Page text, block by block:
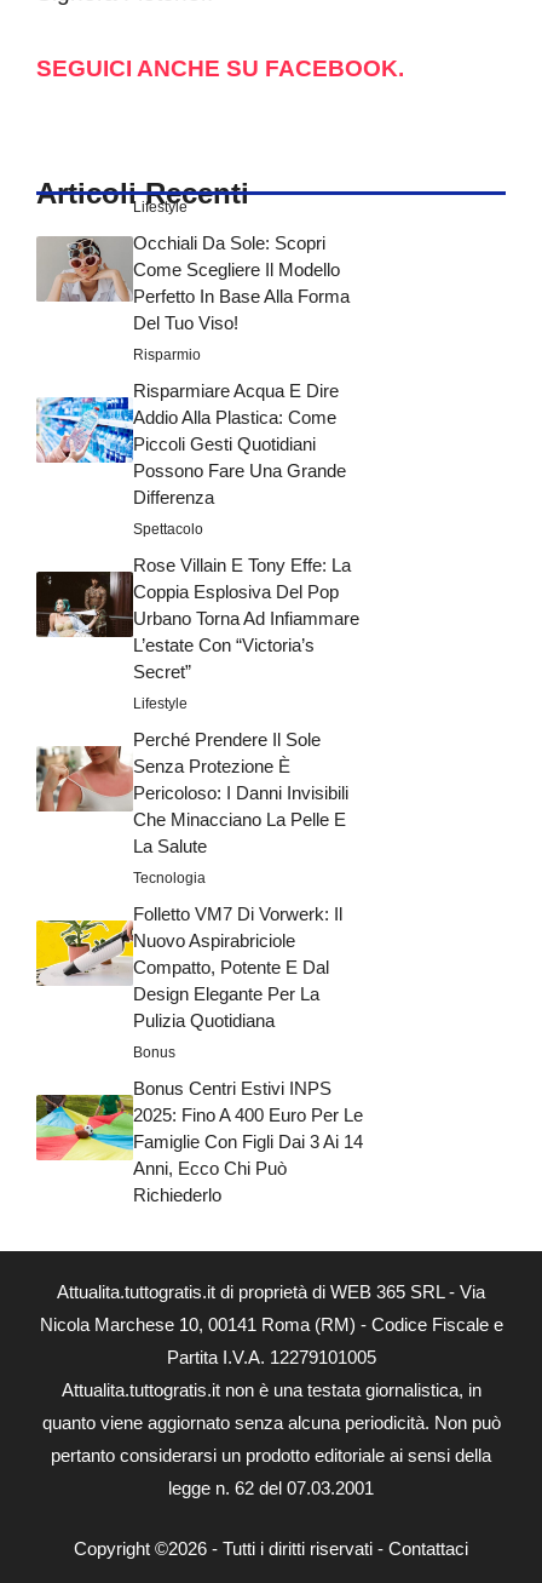
SEGUICI ANCHE SU FACEBOOK.
Articoli Recenti
Lifestyle
Occhiali Da Sole: Scopri
Come Scegliere Il Modello
Perfetto In Base Alla Forma
Del Tuo Viso!
Risparmio
Risparmiare Acqua E Dire
Addio Alla Plastica: Come
Piccoli Gesti Quotidiani
Possono Fare Una Grande
Differenza
Spettacolo
Rose Villain E Tony Effe: La
Coppia Esplosiva Del Pop
Urbano Torna Ad Infiammare
L’estate Con “Victoria’s
Secret”
Lifestyle
Perché Prendere Il Sole
Senza Protezione È
Pericoloso: I Danni Invisibili
Che Minacciano La Pelle E
La Salute
Tecnologia
Folletto VM7 Di Vorwerk: Il
Nuovo Aspirabriciole
Compatto, Potente E Dal
Design Elegante Per La
Pulizia Quotidiana
Bonus
Bonus Centri Estivi INPS
2025: Fino A 400 Euro Per Le
Famiglie Con Figli Dai 3 Ai 14
Anni, Ecco Chi Può
Richiederlo
Attualita.tuttogratis.it di proprietà di WEB 365 SRL - Via
Nicola Marchese 10, 00141 Roma (RM) - Codice Fiscale e
Partita I.V.A. 12279101005
Attualita.tuttogratis.it non è una testata giornalistica, in
quanto viene aggiornato senza alcuna periodicità. Non può
pertanto considerarsi un prodotto editoriale ai sensi della
legge n. 62 del 07.03.2001
Copyright ©2026 - Tutti i diritti riservati - Contattaci